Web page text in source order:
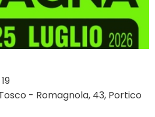
- Romagnola, 43, Portico